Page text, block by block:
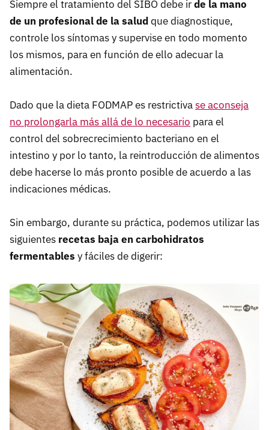
Siempre el tratamiento del SIBO debe irde la mano
de un profesional de la saludque diagnostique,
controle los síntomas y supervise en todo momento
los mismos, para en función de ello adecuar la
alimentación.
Dado que la dieta FODMAP es restrictivase aconseja
no prolongarla más allá de lo necesario para el
control del sobrecrecimiento bacteriano en el
intestino y por lo tanto, la reintroducción de alimentos
debe hacerse lo más pronto posible de acuerdo a las
indicaciones médicas.
Sin embargo, durante su práctica, podemos utilizar las
siguientes recetas baja en carbohidratos
fermentables y fáciles de digerir: